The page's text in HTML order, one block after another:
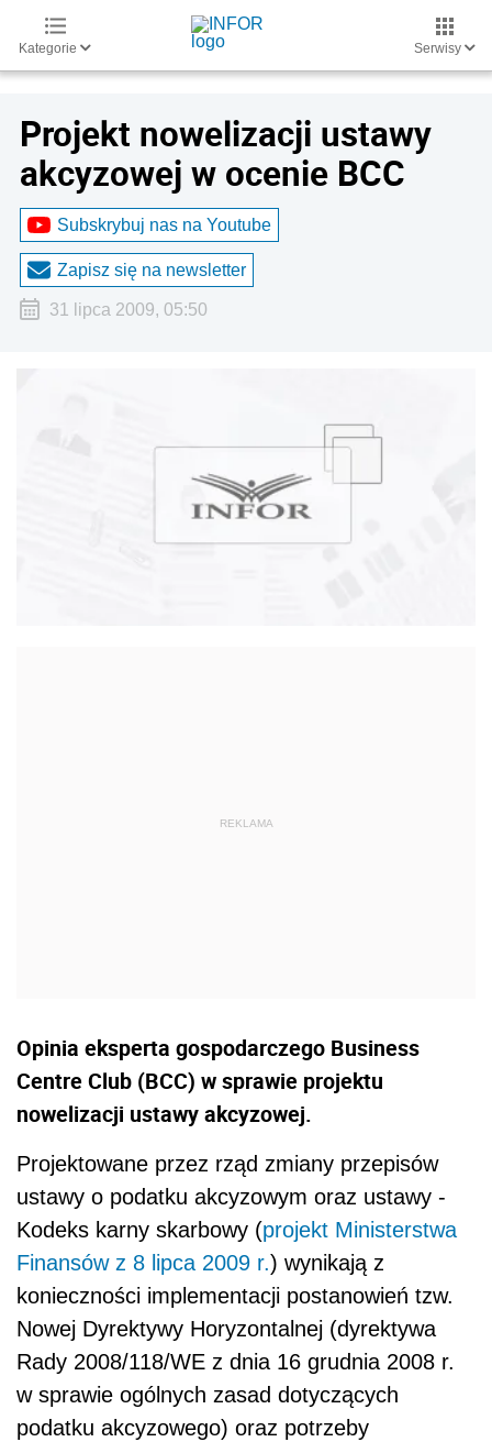
Kategorie Serwisy
Projekt nowelizacji ustawy
akcyzowej w ocenie BCC
Subskrybuj nas na Youtube
Zapisz się na newsletter
31 lipca 2009, 05:50
Opinia eksperta gospodarczego Business
Centre Club (BCC) w sprawie projektu
nowelizacji ustawy akcyzowej.
Projektowane przez rząd zmiany przepisów
ustawy o podatku akcyzowym oraz ustawy -
Kodeks karny skarbowy (projekt Ministerstwa
Finansów z 8 lipca 2009 r.) wynikają z
konieczności implementacji postanowień tzw.
Nowej Dyrektywy Horyzontalnej (dyrektywa
Rady 2008/118/WE z dnia 16 grudnia 2008 r.
w sprawie ogólnych zasad dotyczących
podatku akcyzowego) oraz potrzeby